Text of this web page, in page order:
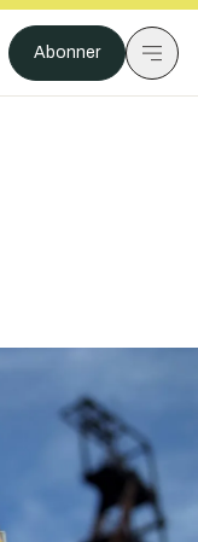
Abonner